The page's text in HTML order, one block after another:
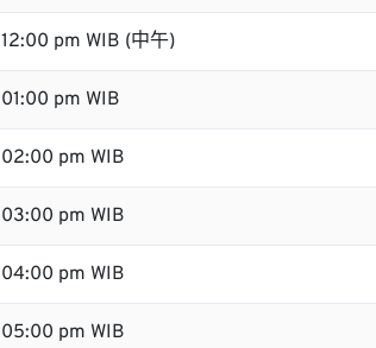
12:00 pm WIB (中午)
01:00 pm WIB
02:00 pm WIB
03:00 pm WIB
04:00 pm WIB
05:00 pm WIB